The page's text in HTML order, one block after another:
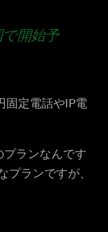
開始予
固定電話やIP電
ランなんです
ランですが、